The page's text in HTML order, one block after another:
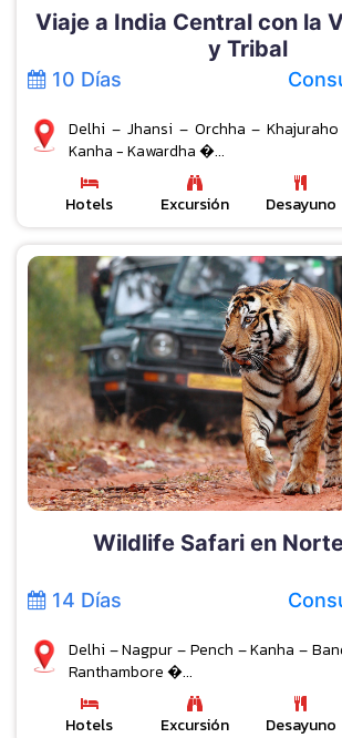
Viaje a India Central con la
y Tribal
10 Días
Delhi – Jhansi – Orchha –
Kanha - Kawardha �...
Hotels Excursión Desayuno
Wildlife Safari en
14 Días
Delhi – Nagpur – Pench – Kanha –
Ranthambore �...
Hotels Excursión Desayuno